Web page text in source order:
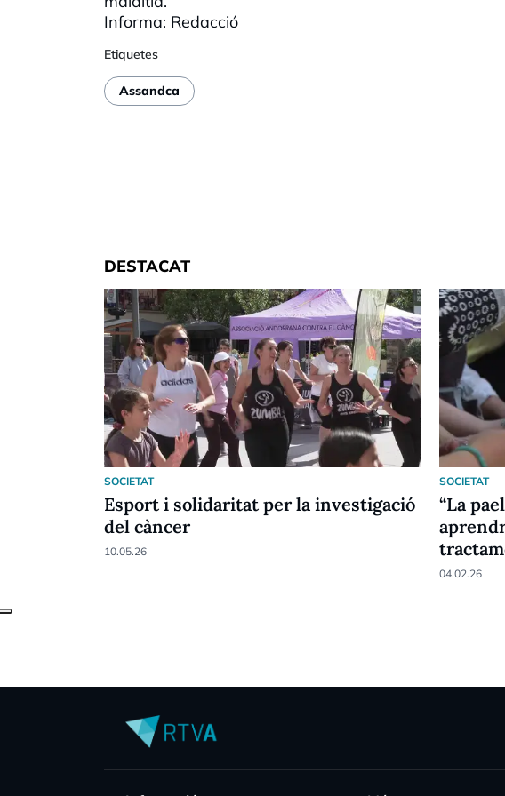
Informa: Redacció
Etiquetes
Assandca
DESTACAT
SOCIETAT
Esport i solidaritat per la investigació
del càncer
10.05.26
SOCIETAT
“La
04.02.26